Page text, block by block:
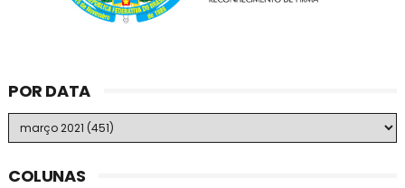
POR DATA
COLUNAS